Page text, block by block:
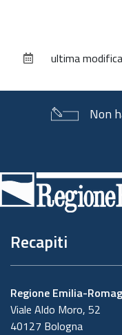
documentoultima modifica
Non
di
pagina
Recapiti
Regione Emilia-
Viale Aldo Moro, 52
40127 Bologna